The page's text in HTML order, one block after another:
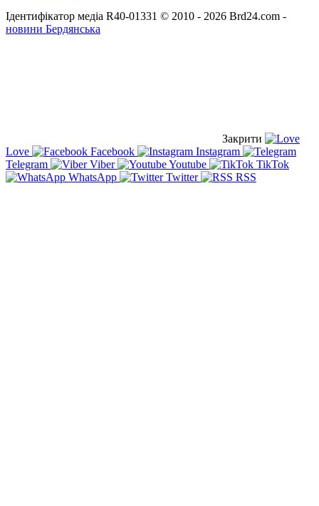
Ідентифікатор медіа R40-01331 © 2010 - 2026 Brd24.com -
новини Бердянська
Закрити
Love
Facebook
Instagram
Telegram
Viber Youtube
TikTok
WhatsApp
Twitter RSS